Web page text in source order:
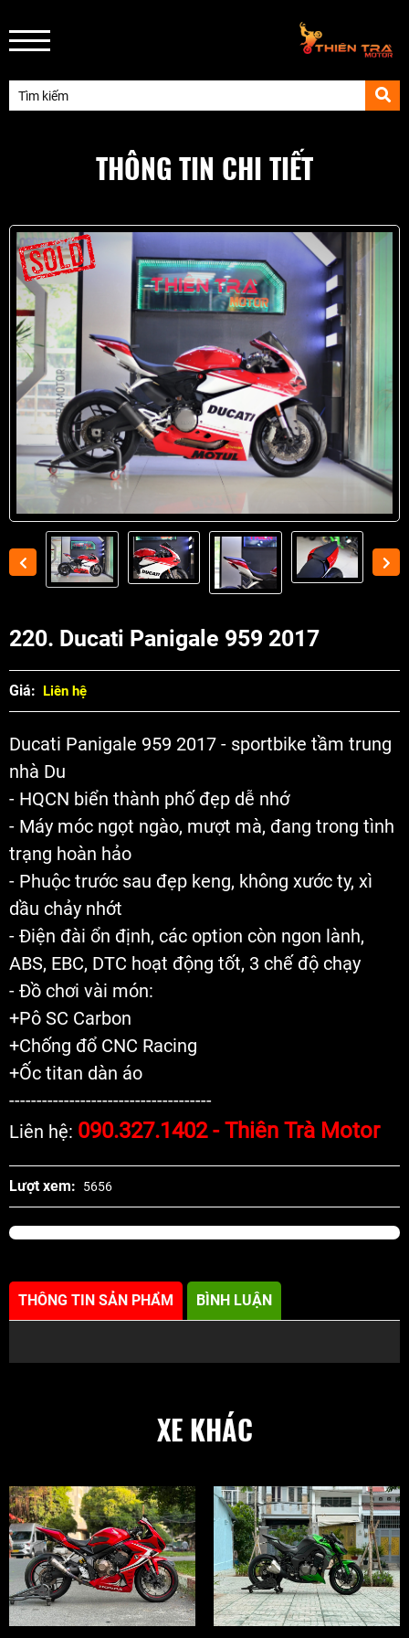
THÔNG TIN CHI TIẾT
220. Ducati Panigale 959 2017
Giá: Liên hệ
Ducati Panigale 959 2017 - sportbike tầm trung
nhà Du
- HQCN biển thành phố đẹp dễ nhớ
- Máy móc ngọt ngào, mượt mà, đang trong tình
trạng hoàn hảo
- Phuộc trước sau đẹp keng, không xước ty, xì
dầu chảy nhớt
- Điện đài ổn định, các option còn ngon lành,
ABS, EBC, DTC hoạt động tốt, 3 chế độ chạy
- Đồ chơi vài món:
+Pô SC Carbon
+Chống đổ CNC Racing
+Ốc titan dàn áo
-------------------------------------
Liên hệ: 090.327.1402 - Thiên Trà Motor
Lượt xem: 5656
THÔNG TIN SẢN PHẨM BÌNH LUẬN
XE KHÁC